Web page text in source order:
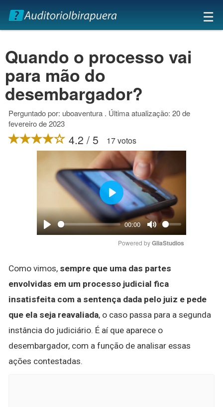
×
☰
Quando o processo vai
para mão do
desembargador?
Perguntado por: uboaventura . Última atualização: 20 de
fevereiro de 2023
4.2 / 5 17 votos
Play
00:00
Mute
Play
Powered by GliaStudios
Como vimos, sempre que uma das partes
envolvidas em um processo judicial fica
insatisfeita com a sentença dada pelo juiz e pede
que ela seja reavaliada, o caso passa para a segunda
instância do judiciário. É aí que aparece o
desembargador, com a função de analisar essas
ações contestadas.